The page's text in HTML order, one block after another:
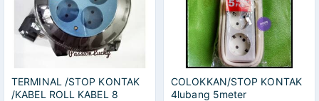
TERMINAL /STOP KONTAK
/KABEL ROLL KABEL 8
COLOKKAN/STOP KONTAK
4lubang 5meter